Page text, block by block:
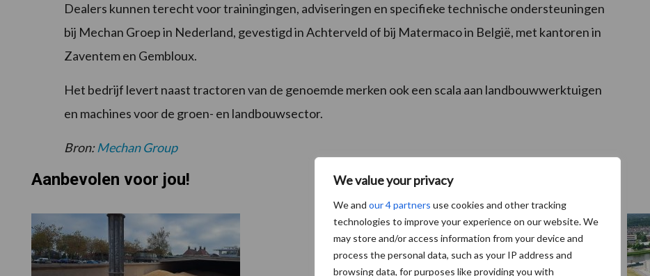
We value your privacy
We and our 4 partners use cookies and other tracking
technologies to improve your experience on our website. We
may store and/or access information from your device and
process the personal data, such as your IP address and
browsing data, for purposes like providing you with
Dealers kunnen terecht voor trainingingen, adviseringen en specifieke technische ondersteuningen
bij Mechan Groep in Nederland, gevestigd in Achterveld of bij Matermaco in België, met kantoren in
Zaventem en Gembloux.
Het bedrijf levert naast tractoren van de genoemde merken ook een scala aan landbouwwerktuigen
en machines voor de groen- en landbouwsector.
Bron:Mechan Group
Aanbevolen voor jou!